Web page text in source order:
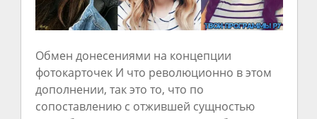
Обмен донесениями на концепции
фотокарточек И что революционно в этом
дополнении, так это то, что по
сопоставлению с отжившей сущностью